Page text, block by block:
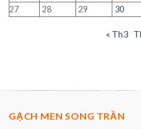
27
28 29 30
« Th3
GẠCH MEN SONG TRẦN